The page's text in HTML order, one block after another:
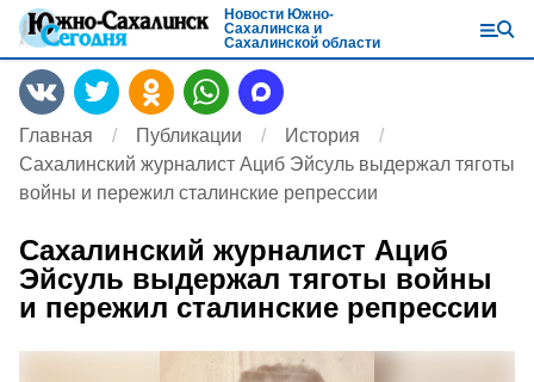
Новости Южно-
Сахалинска и
Сахалинской области
Главная Публикации
История
Сахалинский журналист Ациб Эйсуль выдержал тяготы
войны и пережил сталинские репрессии
Сахалинский журналист Ациб
Эйсуль выдержал тяготы войны
и пережил сталинские репрессии